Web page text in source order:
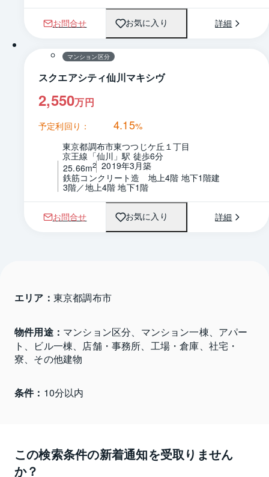
お問合せ お気に入り 詳細
1 / 0 間取り
マンション区分
スクエアシティ仙川マキシヴ
2,550万円
予定利回り： 4.15%
東京都調布市東つつじケ丘１丁目
京王線「仙川」駅 徒歩6分
25.66m2 2019年3月築
鉄筋コンクリート造　地上4階 地下1階建
3階／地上4階 地下1階
お問合せ お気に入り 詳細
エリア： 東京都調布市
物件用途： マンション区分、マンション一棟、アパー
ト、ビル一棟、店舗・事務所、工場・倉庫、社宅・
寮、その他建物
条件： 10分以内
この検索条件の新着通知を受取りません
か？